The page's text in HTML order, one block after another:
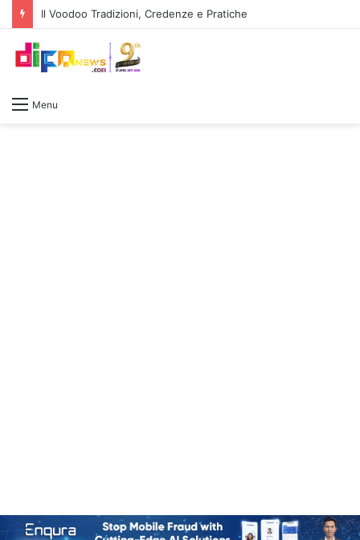
Il Voodoo Tradizioni, Credenze e Pratiche
Menu